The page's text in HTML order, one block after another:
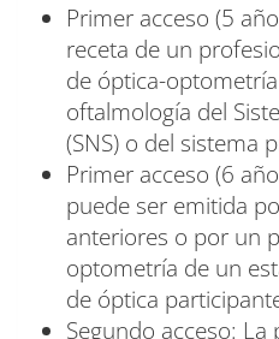
Primer acceso (5
receta de un
de óptica-
oftalmología del
(SNS) o del sistema
Primer acceso (6
puede ser emitida
anteriores o por un
optometría de un
de óptica
Segundo acceso: